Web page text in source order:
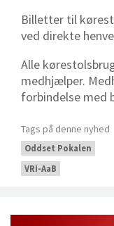
Billetter til
ved direkte
Alle
medhjælper.
forbindelse med
Tags på denne nyhed
Oddset Pokalen
VRI-AaB